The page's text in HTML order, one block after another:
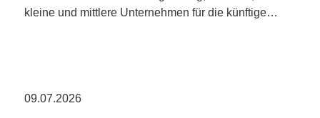
kleine und mittlere Unternehmen für die künftige…
09.07.2026